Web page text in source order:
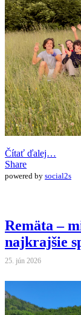
Čítať ďalej…
Share
powered by social2s
Remäta –
najkrajšie
25. jún 2026